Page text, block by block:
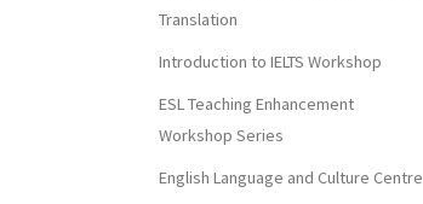
Translation
Introduction to IELTS Workshop
ESL Teaching Enhancement
Workshop Series
English Language and Culture Centre